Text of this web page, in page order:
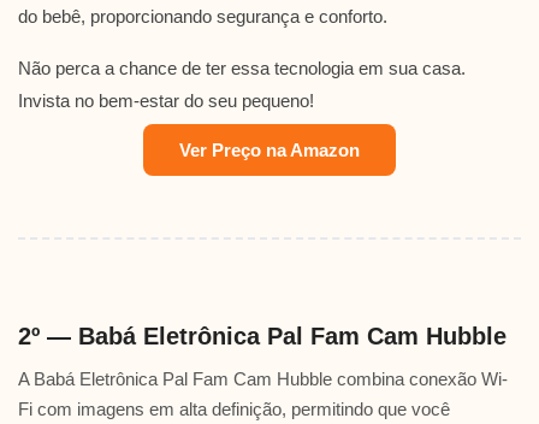
do bebê, proporcionando segurança e conforto.
Não perca a chance de ter essa tecnologia em sua casa.
Invista no bem-estar do seu pequeno!
Ver Preço na Amazon
2º — Babá Eletrônica Pal Fam Cam Hubble
A Babá Eletrônica Pal Fam Cam Hubble combina conexão Wi-
Fi com imagens em alta definição, permitindo que você